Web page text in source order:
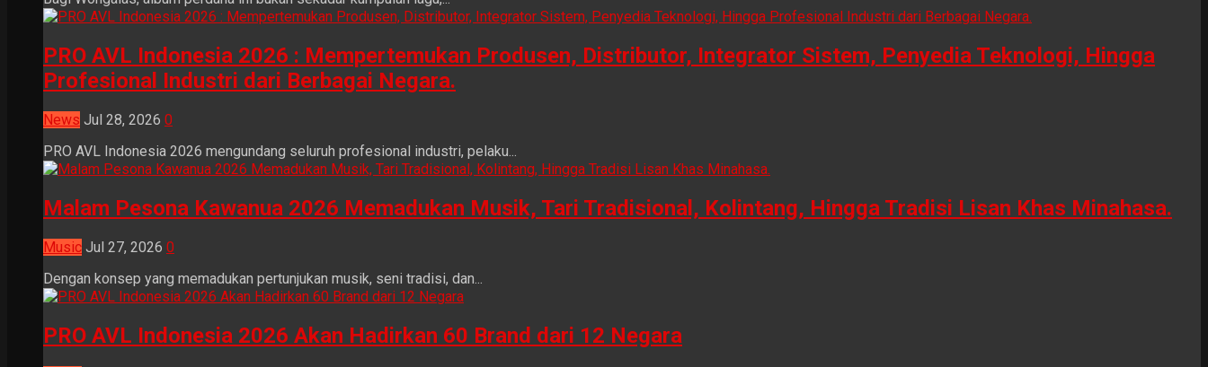
PRO AVL Indonesia 2026 : Mempertemukan Produsen, Distributor, Integrator Sistem, Penyedia Teknologi, Hingga
Profesional Industri dari Berbagai Negara.
News Jul 28, 2026 0
PRO AVL Indonesia 2026 mengundang seluruh profesional industri, pelaku...
Malam Pesona Kawanua 2026 Memadukan Musik, Tari Tradisional, Kolintang, Hingga Tradisi Lisan Khas Minahasa.
Music Jul 27, 2026 0
Dengan konsep yang memadukan pertunjukan musik, seni tradisi, dan...
PRO AVL Indonesia 2026 Akan Hadirkan 60 Brand dari 12 Negara